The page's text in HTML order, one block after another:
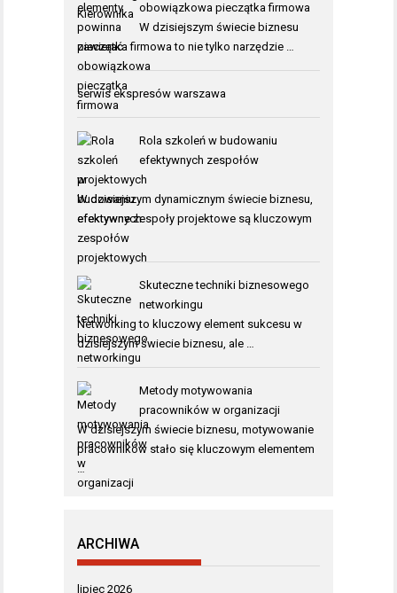
obowiązkowa pieczątka firmowa
W dzisiejszym świecie biznesu
pieczątka firmowa to nie tylko narzędzie …
serwis ekspresów warszawa
Rola szkoleń w budowaniu
efektywnych zespołów
projektowych
W dzisiejszym dynamicznym świecie biznesu,
efektywne zespoły projektowe są kluczowym
…
Skuteczne techniki biznesowego
networkingu
Networking to kluczowy element sukcesu w
dzisiejszym świecie biznesu, ale …
Metody motywowania
pracowników w organizacji
W dzisiejszym świecie biznesu, motywowanie
pracowników stało się kluczowym elementem
…
ARCHIWA
lipiec 2026